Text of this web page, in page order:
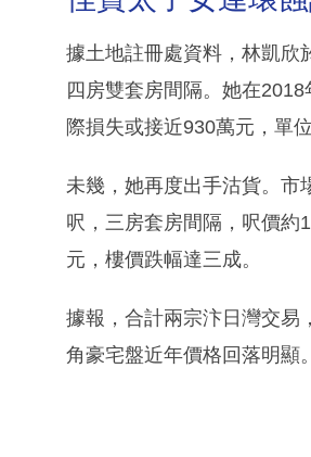
據土地註冊處資料，林凱欣
四房雙套房間隔。她在
際損失或接近930萬元，單
未幾，她再度出手沽貨。市
呎，三房套房間隔，呎價約
元，樓價跌幅達三成。
據報，合計兩宗汴日灣交易
角豪宅盤近年價格回落明顯。